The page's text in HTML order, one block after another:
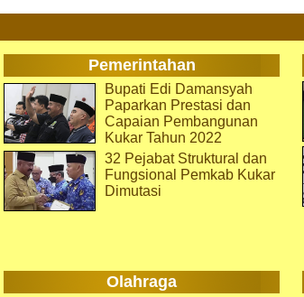
Pemerintahan
Bupati Edi Damansyah
Paparkan Prestasi dan
Capaian Pembangunan
Kukar Tahun 2022
32 Pejabat Struktural dan
Fungsional Pemkab Kukar
Dimutasi
Olahraga